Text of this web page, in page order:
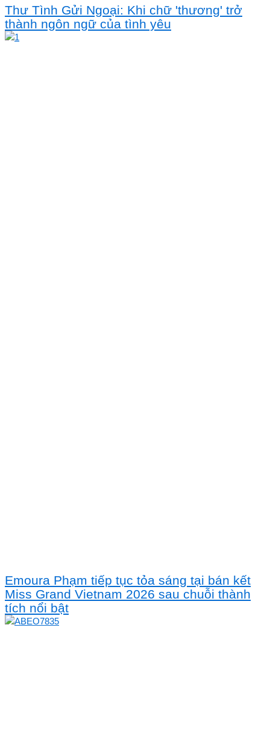
Thư Tình Gửi Ngoại: Khi chữ 'thương' trở
thành ngôn ngữ của tình yêu
Emoura Phạm tiếp tục tỏa sáng tại bán kết
Miss Grand Vietnam 2026 sau chuỗi thành
tích nổi bật